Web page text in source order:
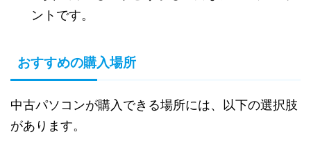
ントです。
おすすめの購入場所
中古パソコンが購入できる場所には、以下の選択肢
があります。